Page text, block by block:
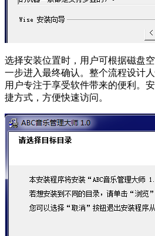
选择安装位置时，用户可根据磁盘
一步进入最终确认。整个流程设计
用户专注于享受软件带来的便利。
捷方式，方便快速访问。